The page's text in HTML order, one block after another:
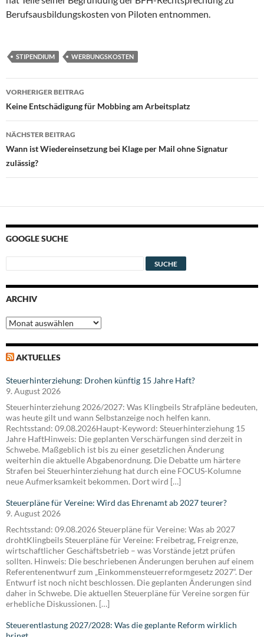
Berufsausbildungskosten von Piloten entnommen.
STIPENDIUM WERBUNGSKOSTEN
Beitragsnavigation
VORHERIGER BEITRAG
Keine Entschädigung für Mobbing am Arbeitsplatz
NÄCHSTER BEITRAG
Wann ist Wiedereinsetzung bei Klage per Mail ohne Signatur
zulässig?
GOOGLE SUCHE
ARCHIV
Archiv
AKTUELLES
Steuerhinterziehung: Drohen künftig 15 Jahre Haft?
9. August 2026
Steuerhinterziehung 2026/2027: Was Klingbeils Strafpläne bedeuten,
was heute gilt und wann Selbstanzeige noch helfen kann.
Rechtsstand: 09.08.2026Haupt-Keyword: Steuerhinterziehung 15
Jahre HaftHinweis: Die geplanten Verschärfungen sind derzeit in
Schwebe. Maßgeblich ist bis zu einer gesetzlichen Änderung
weiterhin die aktuelle Abgabenordnung. Die Debatte um härtere
Strafen bei Steuerhinterziehung hat durch eine FOCUS-Kolumne
neue Aufmerksamkeit bekommen. Dort wird […]
Steuerpläne für Vereine: Wird das Ehrenamt ab 2027 teurer?
9. August 2026
Rechtsstand: 09.08.2026 Steuerpläne für Vereine: Was ab 2027
drohtKlingbeils Steuerpläne für Vereine: Freibetrag, Freigrenze,
wirtschaftlicher Geschäftsbetrieb – was Vorstände jetzt prüfen
sollten. Hinweis: Die beschriebenen Änderungen beruhen auf einem
Referentenentwurf zum „Einkommensteuerreformgesetz 2027“. Der
Entwurf ist noch nicht beschlossen. Die geplanten Änderungen sind
daher in Schwebe. Die aktuellen Steuerpläne für Vereine sorgen für
erhebliche Diskussionen. […]
Steuerentlastung 2027/2028: Was die geplante Reform wirklich